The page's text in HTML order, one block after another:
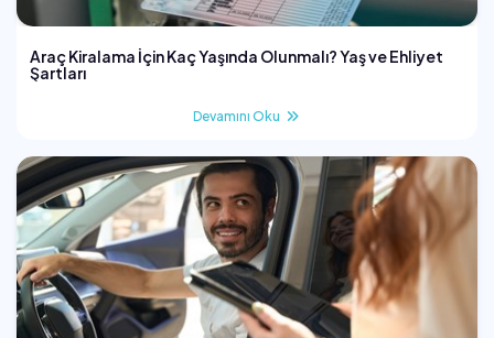
Araç Kiralama İçin Kaç Yaşında Olunmalı? Yaş ve Ehliyet
Şartları
Devamını Oku